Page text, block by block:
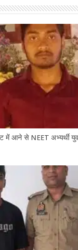
में आने से NEET अभ्यर्थी